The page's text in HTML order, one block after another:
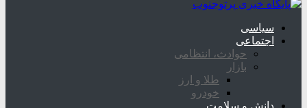
سیاسی
اجتماعی
حوادث، انتظامی
بازار
طلا و ارز
خودرو
دانش و سلامت